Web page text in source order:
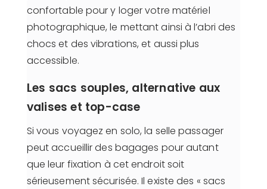
confortable pour y loger votre matériel
photographique, le mettant ainsi à l’abri des
chocs et des vibrations, et aussi plus
accessible.
Les sacs souples, alternative aux
valises et top-case
Si vous voyagez en solo, la selle passager
peut accueillir des bagages pour autant
que leur fixation à cet endroit soit
sérieusement sécurisée. Il existe des « sacs